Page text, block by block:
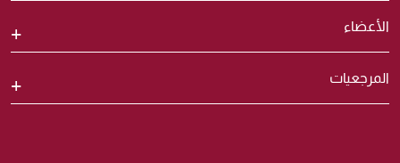
الأعضاء
المرجعيات